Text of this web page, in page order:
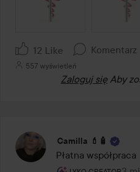
12 Like Komentarz
557 wyświetleń
Zaloguj się Aby
Camilla 💄🧴
Płatna współpraca